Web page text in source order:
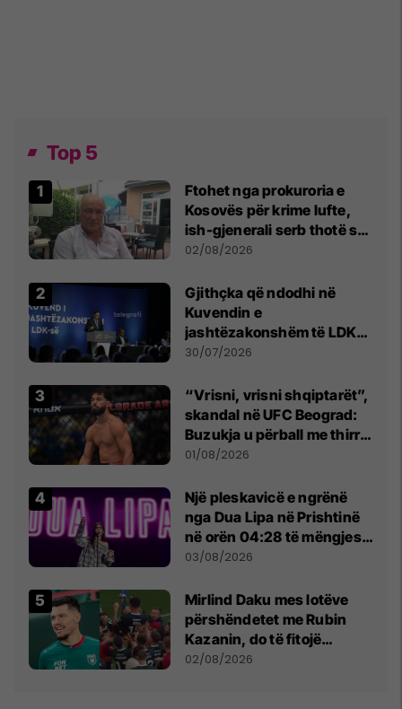
Top 5
Ftohet nga prokuroria e
Kosovës për krime lufte,
ish-gjenerali serb thotë se
dikush e tradhtoi në
02/08/2026
Gjithçka që ndodhi në
Kuvendin e
jashtëzakonshëm të LDK-
së
30/07/2026
“Vrisni, vrisni shqiptarët”,
skandal në UFC Beograd:
Buzukja u përball me thirrje
anti-shqiptare nga
01/08/2026
Një pleskavicë e ngrënë
nga Dua Lipa në Prishtinë
në orën 04:28 të mëngjesit
- dhe bota digjitale serbe
03/08/2026
Mirlind Daku mes lotëve
përshëndetet me Rubin
Kazanin, do të fitojë
miliona te Spartak Moska
02/08/2026